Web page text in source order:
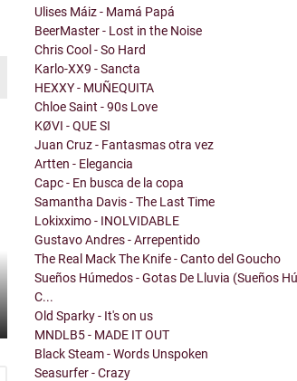
Ulises Máiz - Mamá Papá
BeerMaster - Lost in the Noise
Chris Cool - So Hard
Karlo-XX9 - Sancta
HEXXY - MUÑEQUITA
Chloe Saint - 90s Love
KØVI - QUE SI
Juan Cruz - Fantasmas otra vez
Artten - Elegancia
Capc - En busca de la copa
Samantha Davis - The Last Time
Lokixximo - INOLVIDABLE
Gustavo Andres - Arrepentido
The Real Mack The Knife - Canto del Goucho
Sueños Húmedos - Gotas De Lluvia (Sueños
C...
Old Sparky - It's on us
MNDLB5 - MADE IT OUT
Black Steam - Words Unspoken
Seasurfer - Crazy